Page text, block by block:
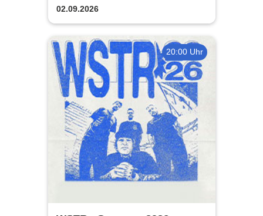
02.09.2026
20:00 Uhr